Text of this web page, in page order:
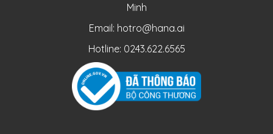
Minh
Email: hotro@hana.ai
Hotline: 0243.622.6565